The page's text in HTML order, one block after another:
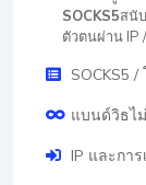
SOCKS5สนั
ตัวตนผ่าน IP
SOCKS5
แบนด์วิธไ
IP และกา